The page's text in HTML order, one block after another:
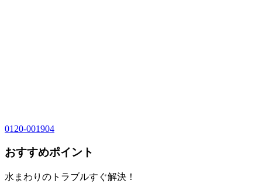
0120-001904
おすすめポイント
水まわりのトラブルすぐ解決！